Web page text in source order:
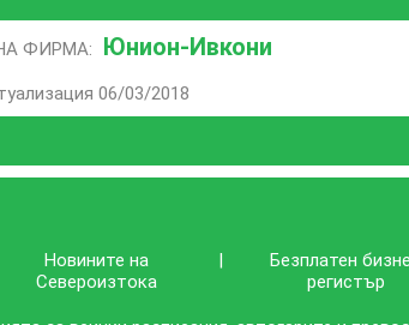
ФИРМА: Юнион-Ивкони
06/03/2018
Новините на
Североизтока
|
Безплатен
регистър